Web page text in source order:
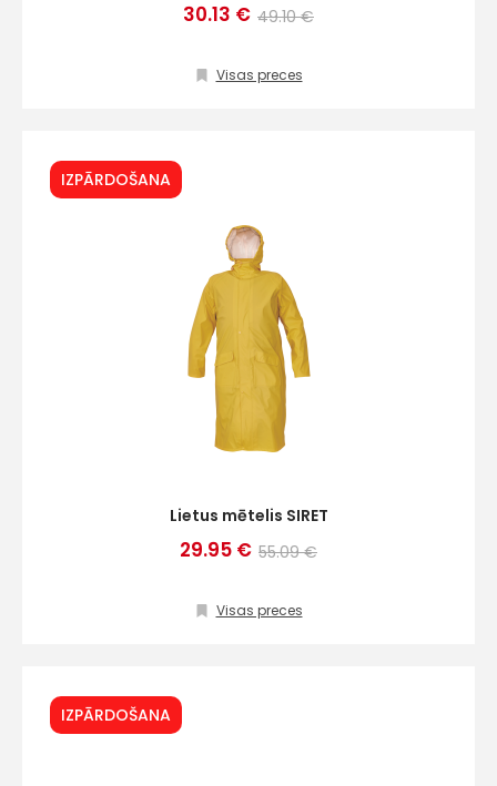
30.13 € 49.10 €
Visas preces
IZPĀRDOŠANA
Lietus mētelis SIRET
29.95 € 55.09 €
Visas preces
IZPĀRDOŠANA